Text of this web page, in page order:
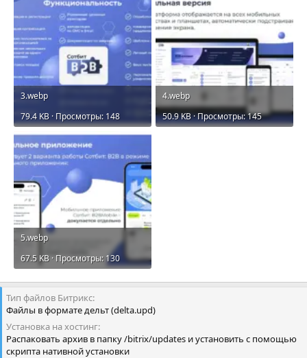
3.webp
79.4 KB · Просмотры: 148
4.webp
50.9 KB · Просмотры: 145
5.webp
67.5 KB · Просмотры: 130
Тип файлов Битрикс
Файлы в формате дельт (delta.upd)
Установка на хостинг
Распаковать архив в папку /bitrix/updates и установить с помощью
скрипта нативной установки